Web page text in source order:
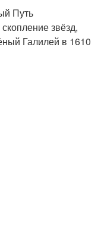
Путь
звёзд,
Галилей в 1610